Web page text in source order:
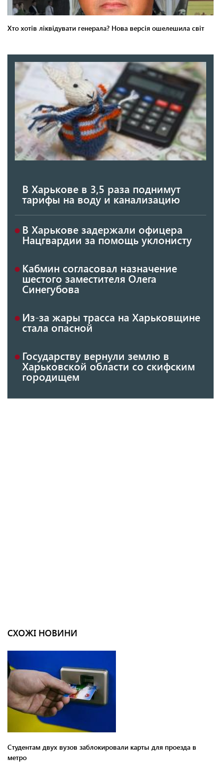
В Харькове в 3,5 раза поднимут
тарифы на воду и канализацию
В Харькове задержали офицера
Нацгвардии за помощь уклонисту
Кабмин согласовал назначение
шестого заместителя Олега
Синегубова
Из-за жары трасса на Харьковщине
стала опасной
Государству вернули землю в
Харьковской области со скифским
городищем
СХОЖІ НОВИНИ
Студентам двух вузов заблокировали карты для проезда в
метро